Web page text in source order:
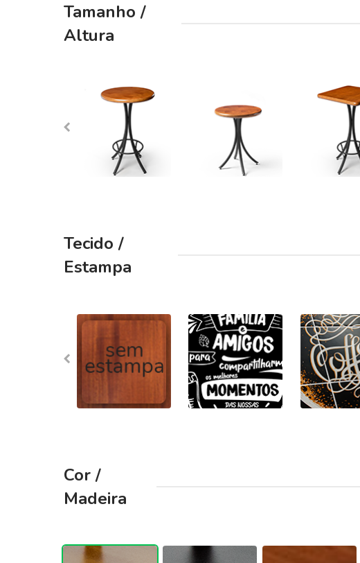
beginning
the
Tamanho /
Altura
Tecido /
Estampa
Cor /
Madeira